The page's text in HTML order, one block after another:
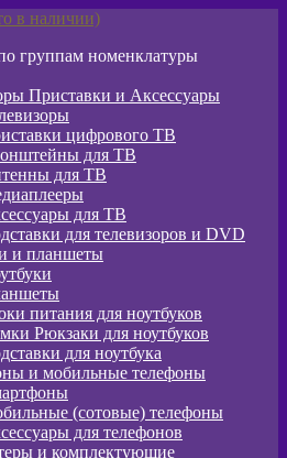
группам номенклатуры
Приставки и Аксессуары
цифрового ТВ
для ТВ
для ТВ
для ТВ
для телевизоров и DVD
и планшеты
питания для ноутбуков
Рюкзаки для ноутбуков
для ноутбука
и мобильные телефоны
(сотовые) телефоны
для телефонов
и комплектующие